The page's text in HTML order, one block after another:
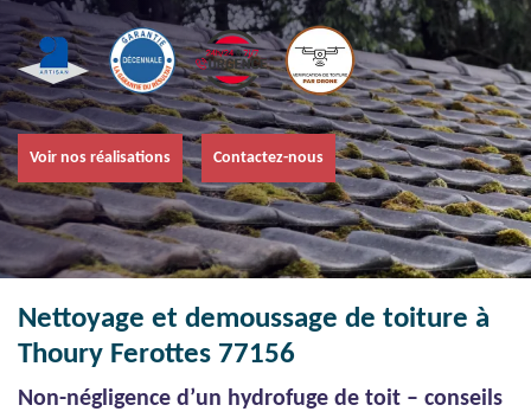
Voir nos réalisations Contactez-nous
Nettoyage et demoussage de toiture à
Thoury Ferottes 77156
Non-négligence d’un hydrofuge de toit – conseils